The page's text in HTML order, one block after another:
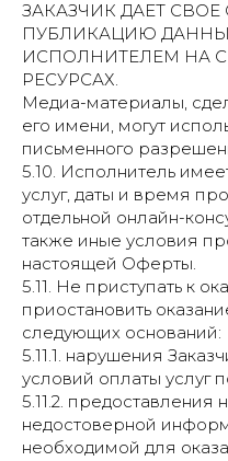
ЗАКАЗЧИК ДАЕТ
ПУБЛИКАЦИЮ
ИСПОЛНИТЕЛЕМ НА
РЕСУРСАХ.
Медиа-материалы,
его имени, могут
письменного
5.10. Исполнитель
услуг, даты и время
отдельной онлайн-
также иные условия
настоящей Оферты.
5.11. Не приступать к
приостановить
следующих оснований:
5.11.1. нарушения
условий оплаты услуг
5.11.2. предоставления
недостоверной
необходимой для